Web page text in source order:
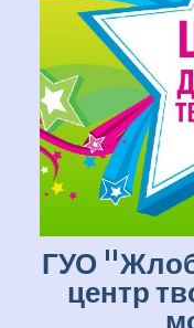
ГУО
центр